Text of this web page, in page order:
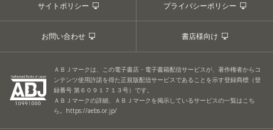
サイトポリシー プライバシーポリシー
お問い合わせ 書店様向け
ＡＢＪマークは、この電子書店・電子書籍配信サービスが、著作権者からコ
ンテンツ使用許諾を得た正規版配信サービスであることを示す登録商標（登
録番号 第６０９１７１３号）です。
ＡＢＪマークの詳細、ＡＢＪマークを掲示しているサービスの一覧はこち
ら。 https://aebs.or.jp/